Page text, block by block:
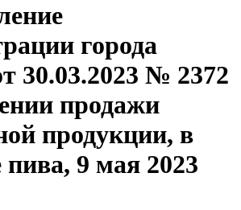
города
30.03.2023 № 2372
продажи
продукции, в
пива, 9 мая 2023